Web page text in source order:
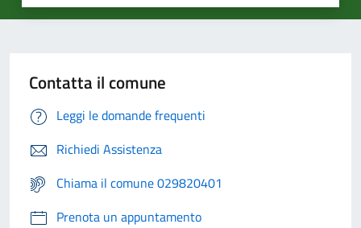
Contatta il comune
Leggi le domande frequenti
Richiedi Assistenza
Chiama il comune 029820401
Prenota un appuntamento